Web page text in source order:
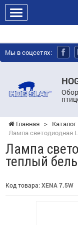
Мы в соцсетях:
Главная > Каталог
Лампа светодиодная
Лампа
теплый
Код товара: XENA 7.5W